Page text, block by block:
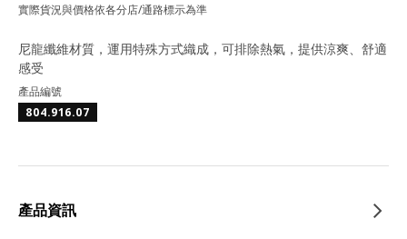
實際貨況與價格依各分店/通路標示為準
尼龍纖維材質，運用特殊方式織成，可排除熱氣，提供涼爽、舒適
感受
產品編號
804.916.07
產品資訊